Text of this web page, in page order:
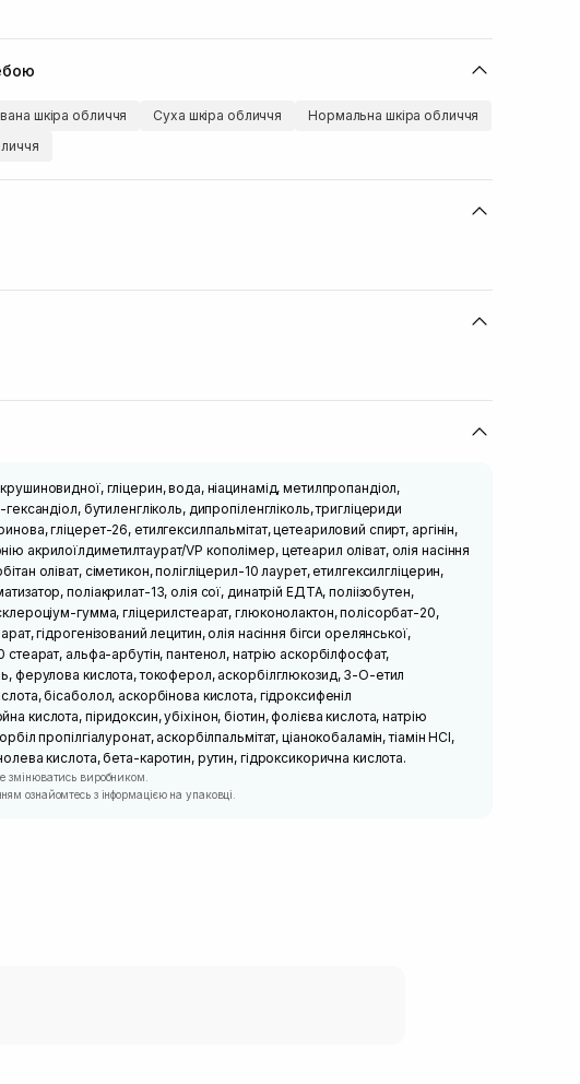
шкіра обличчя Суха шкіра обличчя
Нормальна шкіра обличчя
гліцерин, вода, ніацинамід, метилпропандіол,
бутиленгліколь, дипропіленгліколь, тригліцериди
гліцерет-26, етилгексилпальмітат, цетеариловий спирт, аргінін,
акрилоїлдиметилтаурат/VP кополімер, цетеарил оліват, олія насіння
оліват, сіметикон, полігліцерил-10 лаурет, етилгексилгліцерин,
поліакрилат-13, олія сої, динатрій ЕДТА, поліізобутен,
гумма, гліцерилстеарат, глюконолактон, полісорбат-20,
гідрогенізований лецитин, олія насіння бігси орелянської,
стеарат, альфа-арбутін, пантенол, натрію аскорбілфосфат,
ферулова кислота, токоферол, аскорбілглюкозид, 3-О-етил
бісаболол, аскорбінова кислота, гідроксифеніл
кислота, піридоксин, убіхінон, біотин, фолієва кислота, натрію
пропілгіалуронат, аскорбілпальмітат, ціанокобаламін, тіамін HCl,
кислота, бета-каротин, рутин, гідроксикорична кислота.
змінюватись виробником.
ознайомтесь з інформацією на упаковці.